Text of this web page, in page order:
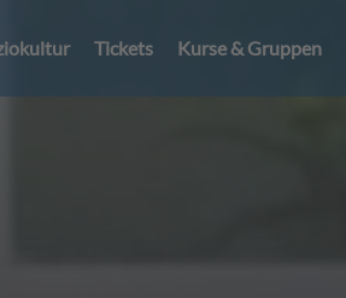
Tickets Kurse & Gruppen